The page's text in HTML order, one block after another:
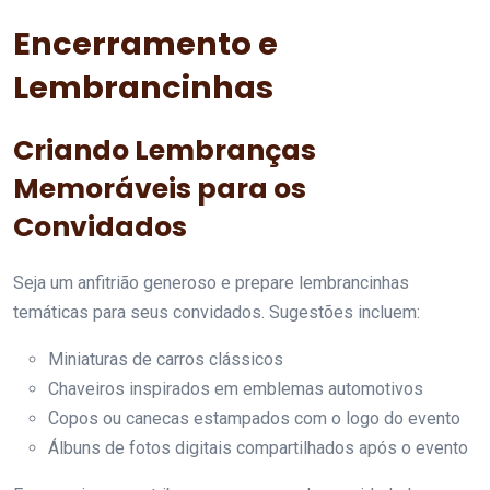
Encerramento e
Lembrancinhas
Criando Lembranças
Memoráveis para os
Convidados
Seja um anfitrião generoso e prepare lembrancinhas
temáticas para seus convidados. Sugestões incluem:
Miniaturas de carros clássicos
Chaveiros inspirados em emblemas automotivos
Copos ou canecas estampados com o logo do evento
Álbuns de fotos digitais compartilhados após o evento